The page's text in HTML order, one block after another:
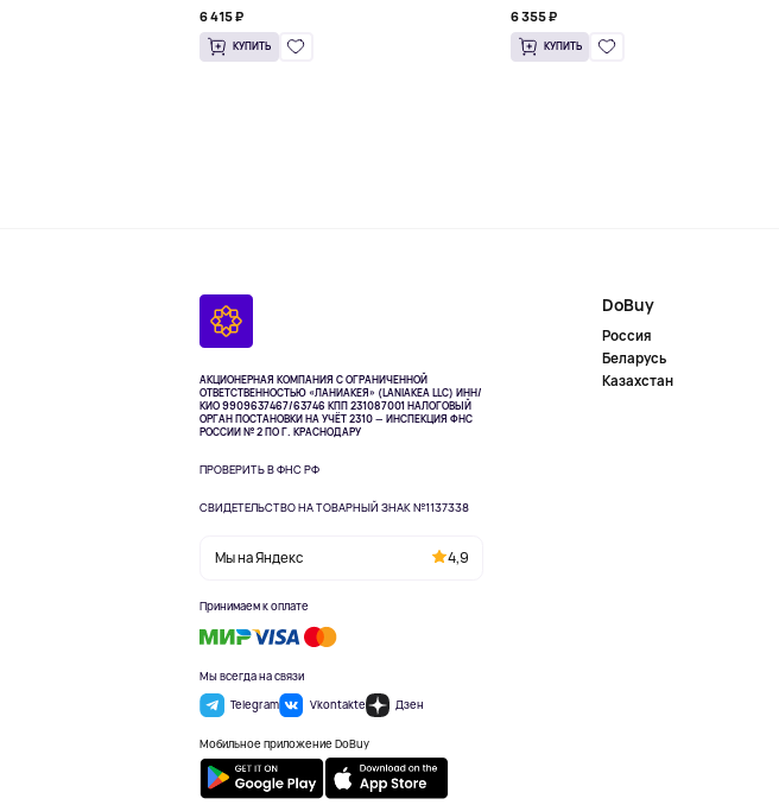
6 415 ₽
КУПИТЬ
6 355 ₽
КУПИТЬ
АКЦИОНЕРНАЯ КОМПАНИЯ С ОГРАНИЧЕННОЙ
ОТВЕТСТВЕННОСТЬЮ «ЛАНИАКЕЯ» (LANIAKEA LLC) ИНН/
КИО 9909637467/63746 КПП 231087001НАЛОГОВЫЙ
ОРГАН ПОСТАНОВКИ НА УЧЁТ 2310 — ИНСПЕКЦИЯ ФНС
РОССИИ № 2 ПО Г. КРАСНОДАРУ
ПРОВЕРИТЬ В ФНС РФ
СВИДЕТЕЛЬСТВО НА ТОВАРНЫЙ ЗНАК №1137338
Мы на Яндекс 4,9
Принимаем к оплате
Мы всегда на связи
Telegram
Vkontakte Дзен
Мобильное приложение DoBuy
DoBuy
Россия
Беларусь
Казахстан